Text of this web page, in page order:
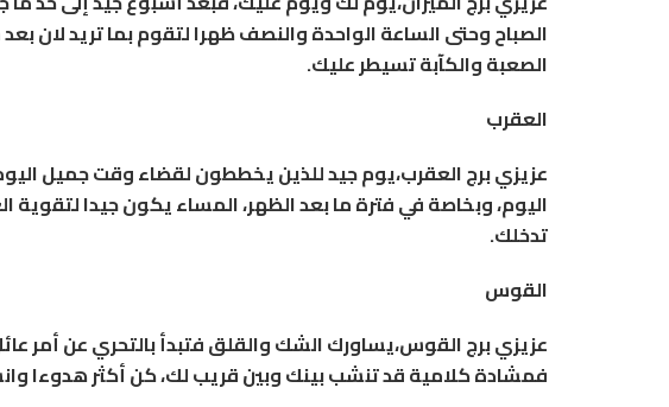
الصباح وحتى الساعة الواحدة والنصف ظهرا لتقوم بما تريد لان
الصعبة والكآبة تسيطر عليك.
العقرب
عزيزي برج العقرب،يوم جيد للذين يخططون لقضاء وقت جميل
اليوم، وبخاصة في فترة ما بعد الظهر، المساء يكون جيدا
تدخلك.
القوس
عزيزي برج القوس،يساورك الشك والقلق فتبدأ بالتحري عن أمر
فمشادة كلامية قد تنشب بينك وبين قريب لك، كن أكثر هدوءا